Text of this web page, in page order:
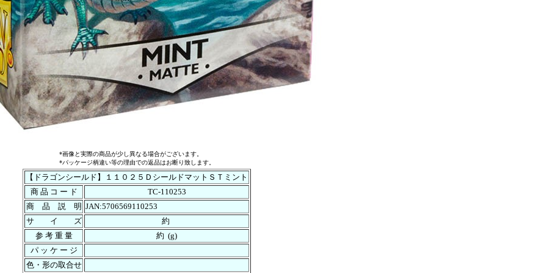
*画像と実際の商品が少し異なる場合がございます。
*パッケージ柄違い等の理由での返品はお断り致します。
【ドラゴンシールド】１１０２５ＤシールドマットＳＴミント
商 品 コ ー ド
TC-110253
商 品 説 明 JAN:5706569110253
サ イ ズ
約
参 考 重 量
約 (g)
パ ッ ケ ー ジ
色・形の取合せ